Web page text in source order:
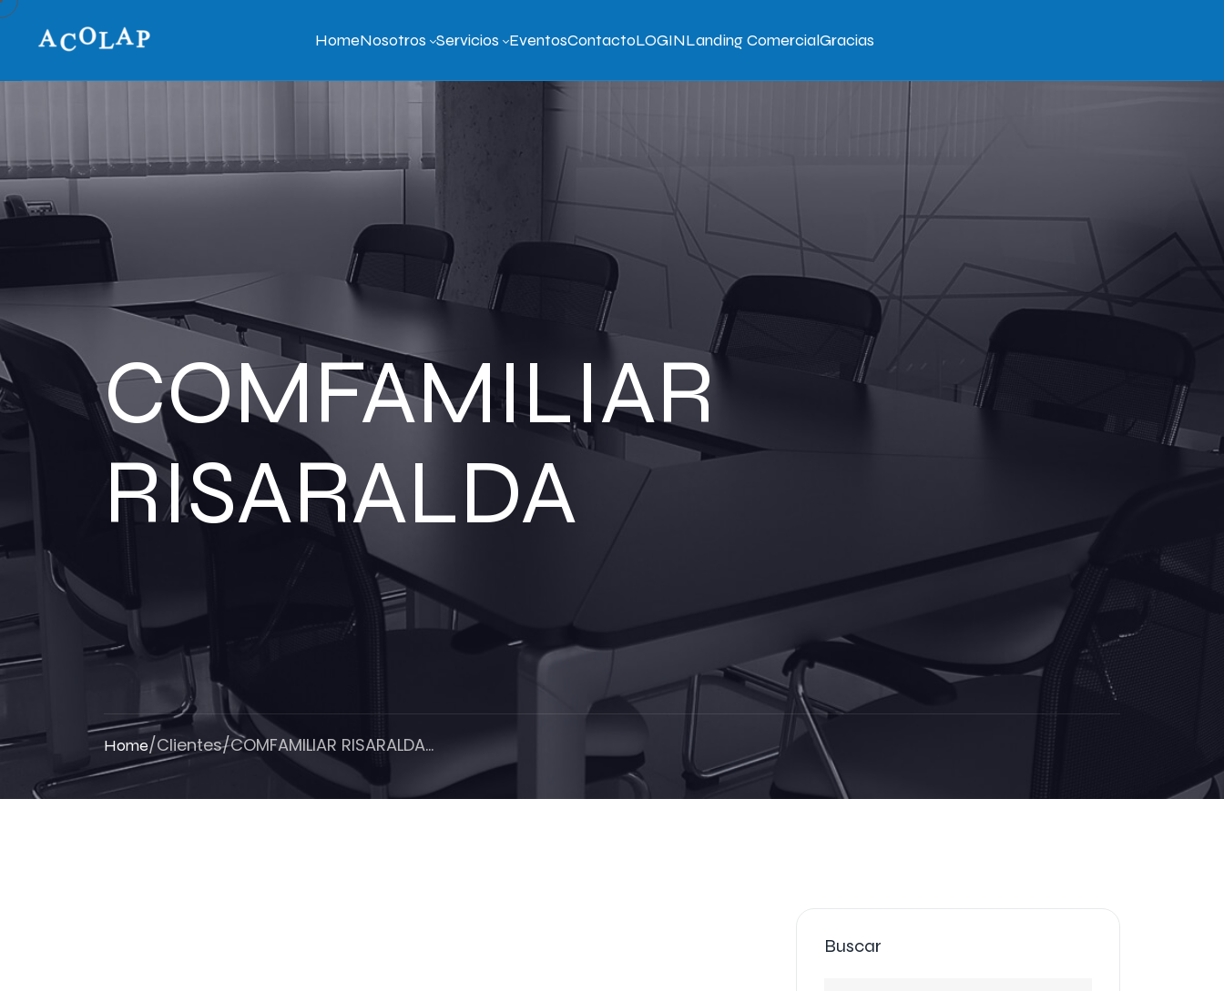
HomeNosotros Servicios EventosContactoLOGINLanding ComercialGracias
COMFAMILIAR
RISARALDA
Home/Clientes/COMFAMILIAR RISARALDA...
Buscar